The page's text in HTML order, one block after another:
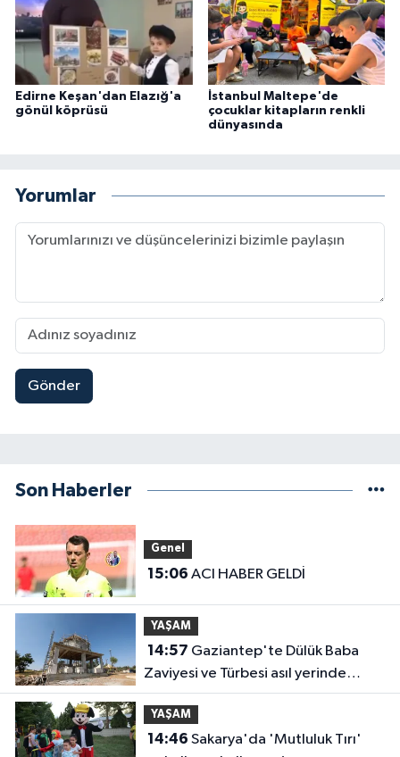
Edirne Keşan'dan Elazığ'a
gönül köprüsü
İstanbul Maltepe'de
çocuklar kitapların renkli
dünyasında
Yorumlar
Gönder
Son Haberler
Genel
15:06 ACI HABER GELDİ
YAŞAM
14:57
Zaviyesi ve Türbesi asıl yerinde
yeniden inşa edilecek
YAŞAM
14:46